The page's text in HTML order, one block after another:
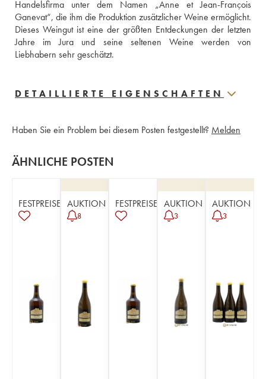
Handelsfirma unter dem Namen „Anne et Jean-François
Ganevat“, die ihm die Produktion zusätzlicher Weine ermöglicht.
Dieses Weingut ist eine der größten Entdeckungen der letzten
Jahre im Jura und seine seltenen Weine werden von
Liebhabern sehr geschätzt.
DETAILLIERTE EIGENSCHAFTEN
Haben Sie ein Problem bei diesem Posten festgestellt? Melden
ÄHNLICHE POSTEN
FESTPREISE AUKTION
8
FESTPREISE AUKTION
3
AUKTION
3